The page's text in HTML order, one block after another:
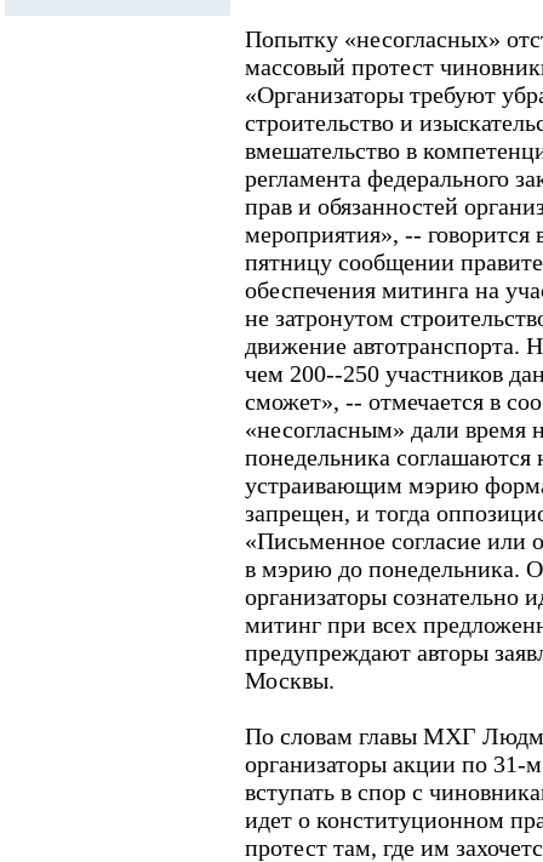
Попытку «несогласных»
массовый протест
«Организаторы требуют
строительство и
вмешательство в
регламента федерального
прав и обязанностей
мероприятия», -- говорится
пятницу сообщении
обеспечения митинга на
не затронутом
движение автотранспорта.
чем 200--250 участников
сможет», -- отмечается в
«несогласным» дали
понедельника соглашаются
устраивающим мэрию
запрещен, и тогда
«Письменное согласие или
в мэрию до понедельника.
организаторы сознательно
митинг при всех
предупреждают авторы
Москвы.
По словам главы МХГ
организаторы акции по 31-
вступать в спор с
идет о конституционном
протест там, где им